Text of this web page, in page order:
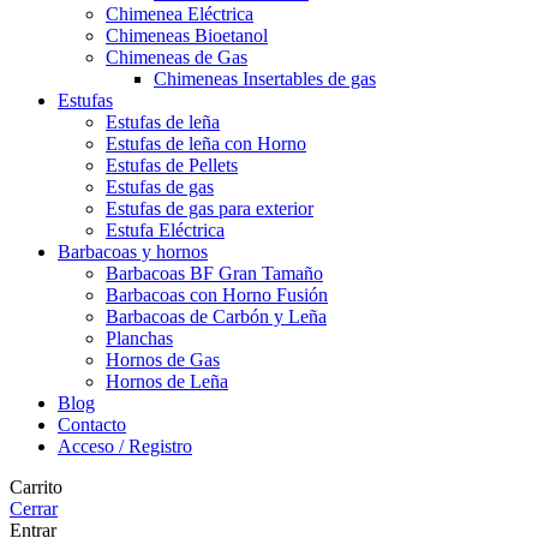
Chimenea Eléctrica
Chimeneas Bioetanol
Chimeneas de Gas
Chimeneas Insertables de gas
Estufas
Estufas de leña
Estufas de leña con Horno
Estufas de Pellets
Estufas de gas
Estufas de gas para exterior
Estufa Eléctrica
Barbacoas y hornos
Barbacoas BF Gran Tamaño
Barbacoas con Horno Fusión
Barbacoas de Carbón y Leña
Planchas
Hornos de Gas
Hornos de Leña
Blog
Contacto
Acceso / Registro
Carrito
Cerrar
Entrar